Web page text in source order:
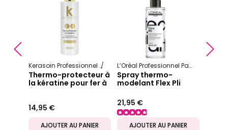
Kerasoin Professionnel K Protect
Thermo-protecteur à
la kératine pour fer à
lisser ou boucler K
14,95 €
AJOUTER AU PANIER
L’Oréal Professionnel Paris
Spray thermo-
modelant Flex Pli
Tecni.Art
21,95 €
AJOUTER AU PANIER
Précédent